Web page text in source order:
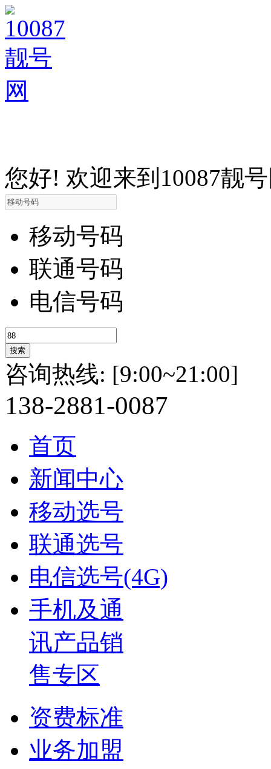
您好! 欢迎来到10087靓
移动号码
联通号码
电信号码
咨询热线: [9:00~21:00]
138-2881-0087
首页
新闻中心
移动选号
联通选号
电信选号(4G)
手机及通
讯产品销
售专区
资费标准
业务加盟